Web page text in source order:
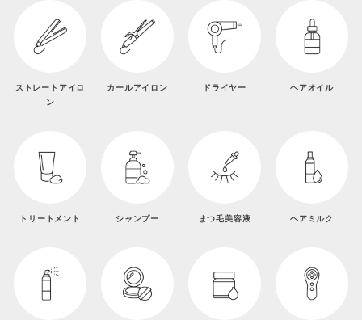
ストレートアイロ
ン
カールアイロン ドライヤー ヘアオイル
トリートメント シャンプー まつ毛美容液 ヘアミルク